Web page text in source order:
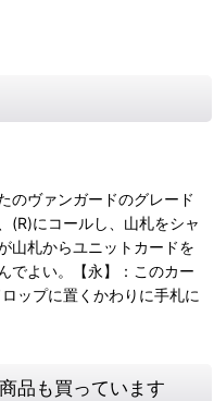
のヴァンガードのグレード
(R)にコールし、山札をシャ
山札からユニットカードを
でよい。【永】：このカー
ップに置くかわりに手札に
品も買っています